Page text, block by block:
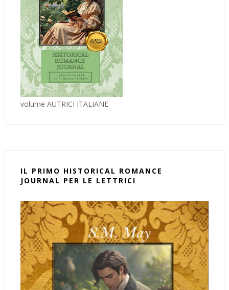
volume AUTRICI ITALIANE
IL PRIMO HISTORICAL ROMANCE
JOURNAL PER LE LETTRICI